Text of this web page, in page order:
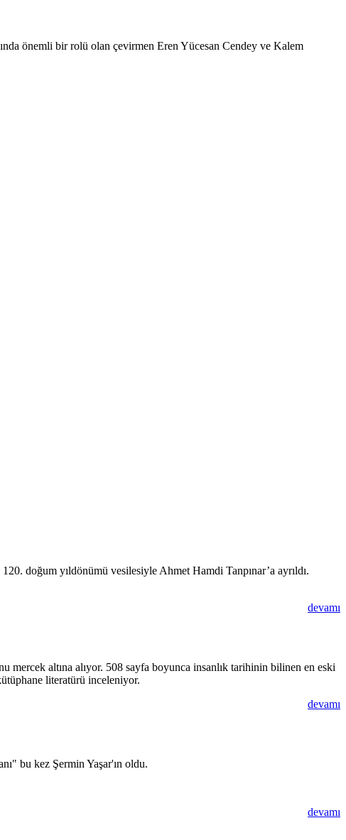
önemli bir rolü olan çevirmen Eren Yücesan Cendey ve Kalem
doğum yıldönümü vesilesiyle Ahmet Hamdi Tanpınar’a ayrıldı.
devamı
mercek altına alıyor. 508 sayfa boyunca insanlık tarihinin bilinen en eski
literatürü inceleniyor.
devamı
bu kez Şermin Yaşar'ın oldu.
devamı